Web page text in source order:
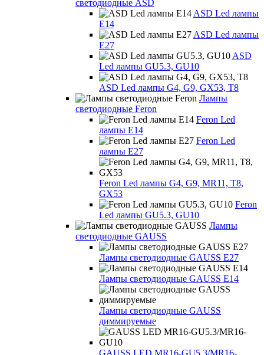
светодиодные ASD
ASD Led лампы
E14
ASD Led лампы
E27
ASD
Led лампы GU5.3, GU10
ASD Led лампы G4, G9, GX53, T8
Лампы
светодиодные Feron
Feron Led
лампы E14
Feron Led
лампы E27
Feron Led лампы G4, G9, MR11, T8,
GX53
Feron
Led лампы GU5.3, GU10
Лампы
светодиодные GAUSS
Лампы светодиодные GAUSS E27
Лампы светодиодные GAUSS E14
Лампы светодиодные GAUSS
диммируемые
GAUSS LED MR16-GU5.3/MR16-